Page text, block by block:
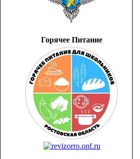
Горячее Питание